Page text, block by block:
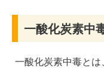
一酸化炭素中
一酸化炭素中毒と